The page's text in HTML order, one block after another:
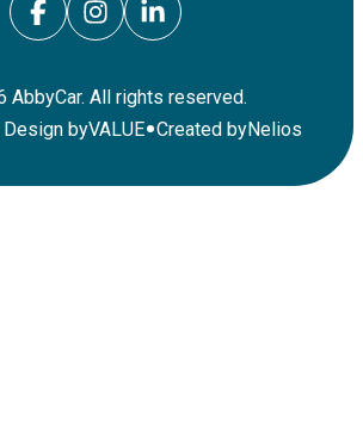
AbbyCar. All rights reserved.
byVALUE•Created byNelios